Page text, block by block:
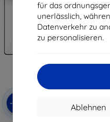
für das
unerlässlich,
Datenverkehr zu
zu personalisieren.
Ablehnen
-10% EXTRA10